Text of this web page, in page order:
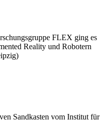
FLEX ging es
Reality und Robotern
Sandkasten vom Institut für